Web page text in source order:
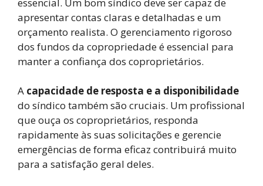
apresentar contas claras e detalhadas e um
orçamento realista. O gerenciamento rigoroso
dos fundos da copropriedade é essencial para
manter a confiança dos coproprietários.
A capacidade de resposta e a disponibilidade
do síndico também são cruciais. Um profissional
que ouça os coproprietários, responda
rapidamente às suas solicitações e gerencie
emergências de forma eficaz contribuirá muito
para a satisfação geral deles.